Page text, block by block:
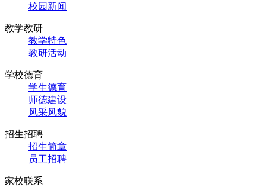
校园新闻
教学教研
教学特色
教研活动
学校德育
学生德育
师德建设
风采风貌
招生招聘
招生简章
员工招聘
家校联系